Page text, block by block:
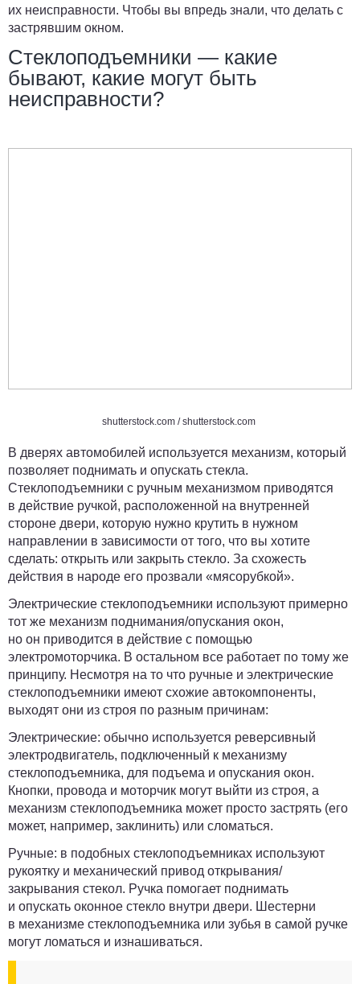
их неисправности. Чтобы вы впредь знали, что делать с
застрявшим окном.
Стеклоподъемники — какие
бывают, какие могут быть
неисправности?
shutterstock.com /shutterstock.com
В дверях автомобилей используется механизм, который
позволяет поднимать и опускать стекла.
Стеклоподъемники с ручным механизмом приводятся
в действие ручкой, расположенной на внутренней
стороне двери, которую нужно крутить в нужном
направлении в зависимости от того, что вы хотите
сделать: открыть или закрыть стекло. За схожесть
действия в народе его прозвали «мясорубкой».
Электрические стеклоподъемники используют примерно
тот же механизм поднимания/опускания окон,
но он приводится в действие с помощью
электромоторчика. В остальном все работает по тому же
принципу. Несмотря на то что ручные и электрические
стеклоподъемники имеют схожие автокомпоненты,
выходят они из строя по разным причинам:
Электрические: обычно используется реверсивный
электродвигатель, подключенный к механизму
стеклоподъемника, для подъема и опускания окон.
Кнопки, провода и моторчик могут выйти из строя, а
механизм стеклоподъемника может просто застрять (его
может, например, заклинить) или сломаться.
Ручные: в подобных стеклоподъемниках используют
рукоятку и механический привод открывания/
закрывания стекол. Ручка помогает поднимать
и опускать оконное стекло внутри двери. Шестерни
в механизме стеклоподъемника или зубья в самой ручке
могут ломаться и изнашиваться.